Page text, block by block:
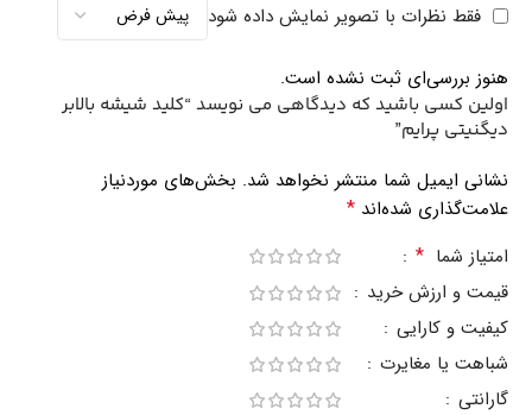
فقط نظرات با تصویر نمایش داده شود
هنوز بررسی‌ای ثبت نشده است.
اولین کسی باشید که دیدگاهی می نویسد “کلید شیشه بالابر
دیگنیتی پرایم”
نشانی ایمیل شما منتشر نخواهد شد. بخش‌های موردنیاز
علامت‌گذاری شده‌اند *
امتیاز شما *
قیمت و ارزش خرید
کیفیت و کارایی
شباهت یا مغایرت
گارانتی